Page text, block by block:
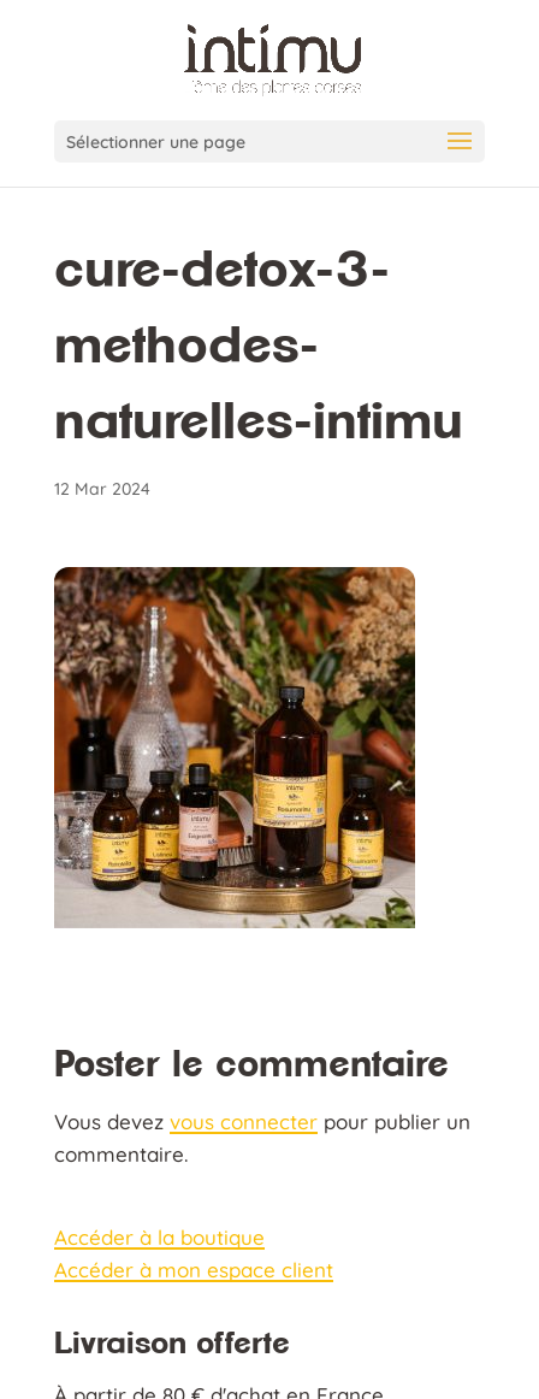
Sélectionner une page
cure-detox-3-
methodes-
naturelles-intimu
12 Mar 2024
Poster le commentaire
Vous devez vous connecterpour publier un
commentaire.
Accéder à la boutique
Accéder à mon espace client
Livraison offerte